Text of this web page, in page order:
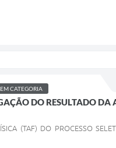
CATEGORIA
DO RESULTADO DA
(TAF) DO PROCESSO